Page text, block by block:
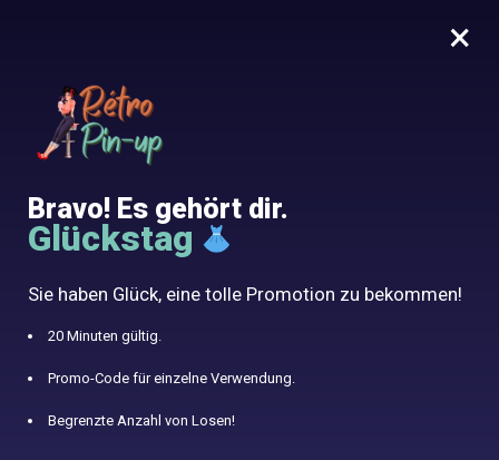
0
10% angeboten mit dem Code RETRO10
Home / Identifizierte Erzeugnisse "Robe de christmas"
Weihnachtskleid
FILTER ANZEIGEN
Zeige 1–40 von 43 Ergebnissen
×
Bravo! Es gehört dir.
Glückstag
Sie haben Glück, eine tolle Promotion zu bekommen!
20 Minuten gültig.
Promo-Code für einzelne Verwendung.
Begrenzte Anzahl von Losen!